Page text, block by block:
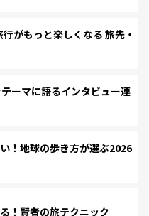
がもっと楽しくなる 旅先・
ーマに語るインタビュー連
！地球の歩き方が選ぶ2026
！賢者の旅テクニック